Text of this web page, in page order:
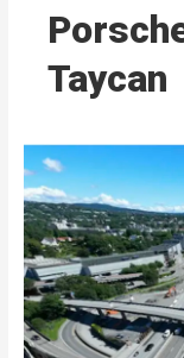
Taycan